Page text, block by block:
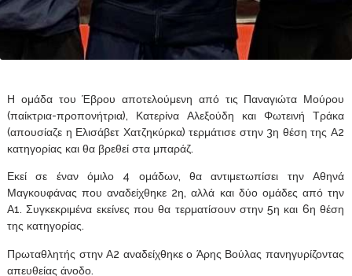
Η ομάδα του Έβρου αποτελούμενη από τις Παναγιώτα Μούρου
(παίκτρια-προπονήτρια), Κατερίνα Αλεξούδη και Φωτεινή Τράκα
(απουσίαζε η Ελισάβετ Χατζηκύρκα) τερμάτισε στην 3η θέση της Α2
κατηγορίας και θα βρεθεί στα μπαράζ.
Εκεί σε έναν όμιλο 4 ομάδων, θα αντιμετωπίσει την Αθηνά
Μαγκουφάνας που αναδείχθηκε 2η, αλλά και δύο ομάδες από την
Α1. Συγκεκριμένα εκείνες που θα τερματίσουν στην 5η και 6η θέση
της κατηγορίας.
Πρωταθλητής στην Α2 αναδείχθηκε ο Άρης Βούλας πανηγυρίζοντας
απευθείας άνοδο.